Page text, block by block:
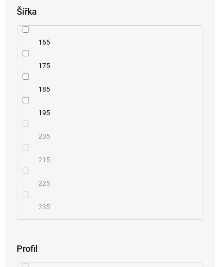
Šířka
165
175
185
195
205
215
225
235
Profil